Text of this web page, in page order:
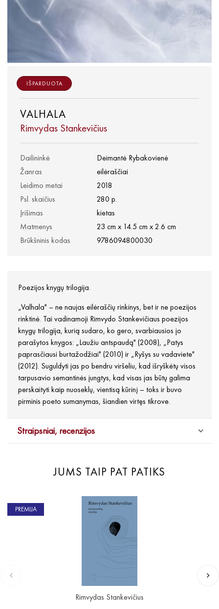
VALHALA
Rimvydas Stankevičius
Dailininkė
Deimantė Rybakovienė
Žanras
eilėraščiai
Leidimo metai
2018
Psl. skaičius
280 p.
Įrišimas
kietas
Matmenys
23 cm x 14.5 cm x 2.6 cm
Brūkšninis kodas
9786094800030
IŠPARDUOTA
Poezijos knygų trilogija.
„Valhala" – ne naujas eilėraščių rinkinys, bet ir ne poezijos
rinktinė. Tai vadinamoji Rimvydo Stankevičiaus poezijos
knygų trilogija, kurią sudaro, ko gero, svarbiausios jo
parašytos knygos: „Laužiu antspaudą" (2008), „Patys
paprasčiausi burtažodžiai" (2010) ir „Ryšys su vadaviete"
(2012). Suguldyti jas po bendru viršeliu, kad išryškėtų visos
tarpusavio semantinės jungtys, kad visas jas būtų galima
perskaityti kaip nuoseklų, vientisą kūrinį – toks ir buvo
pirminis poeto sumanymas, šiandien virtęs tikrove.
Straipsniai, recenzijos
JUMS TAIP PAT PATIKS
PREMIJA
Rimvydas Stankevičius